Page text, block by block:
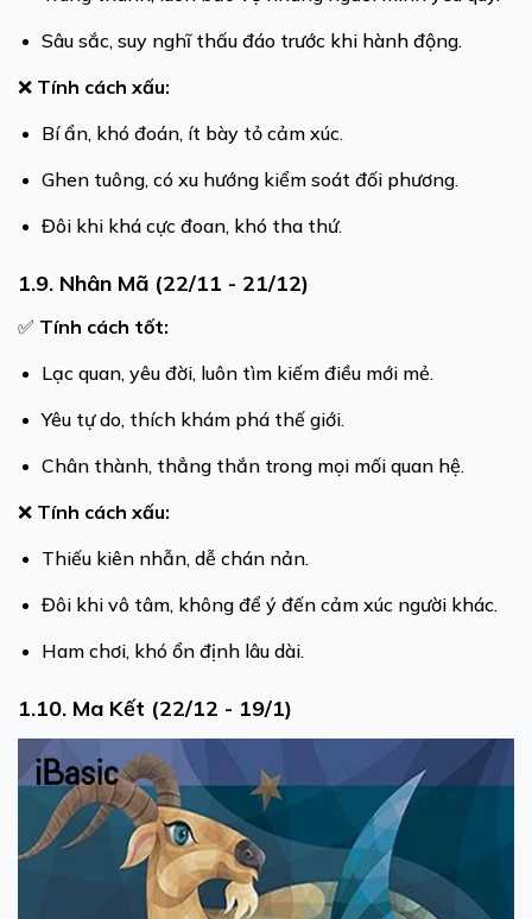
Sâu sắc, suy nghĩ thấu đáo trước khi hành động.
❌ Tính cách xấu:
Bí ẩn, khó đoán, ít bày tỏ cảm xúc.
Ghen tuông, có xu hướng kiểm soát đối phương.
Đôi khi khá cực đoan, khó tha thứ.
1.9. Nhân Mã (22/11 - 21/12)
✅ Tính cách tốt:
Lạc quan, yêu đời, luôn tìm kiếm điều mới mẻ.
Yêu tự do, thích khám phá thế giới.
Chân thành, thẳng thắn trong mọi mối quan hệ.
❌ Tính cách xấu:
Thiếu kiên nhẫn, dễ chán nản.
Đôi khi vô tâm, không để ý đến cảm xúc người khác.
Ham chơi, khó ổn định lâu dài.
1.10. Ma Kết (22/12 - 19/1)